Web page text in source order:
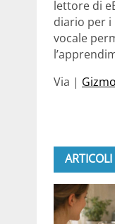
lettore di
diario per
vocale
Via |